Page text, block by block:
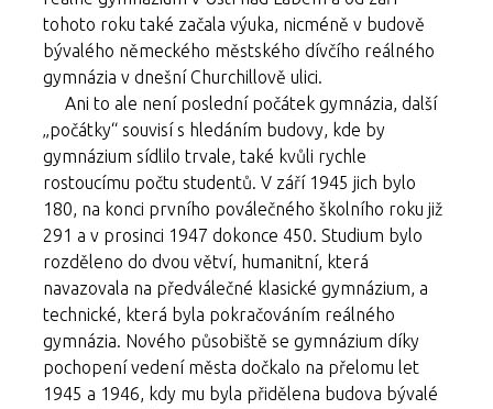
tohoto roku také začala výuka, nicméně v budově
bývalého německého městského dívčího reálného
gymnázia v dnešní Churchillově ulici.
Ani to ale není poslední počátek gymnázia, další
„počátky“ souvisí s hledáním budovy, kde by
gymnázium sídlilo trvale, také kvůli rychle
rostoucímu počtu studentů. V září 1945 jich bylo
180, na konci prvního poválečného školního roku již
291 a v prosinci 1947 dokonce 450. Studium bylo
rozděleno do dvou větví, humanitní, která
navazovala na předválečné klasické gymnázium, a
technické, která byla pokračováním reálného
gymnázia. Nového působiště se gymnázium díky
pochopení vedení města dočkalo na přelomu let
1945 a 1946, kdy mu byla přidělena budova bývalé